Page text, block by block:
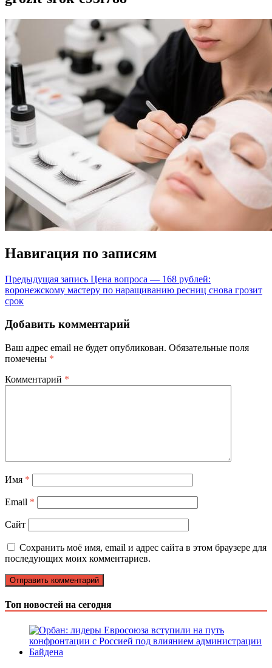
Навигация по записям
Предыдущая запись Цена вопроса — 168 рублей:
воронежскому мастеру по наращиванию ресниц снова грозит
срок
Добавить комментарий
Ваш адрес email не будет опубликован. Обязательные поля
помечены *
Комментарий *
Имя *
Email *
Сайт
Сохранить моё имя, email и адрес сайта в этом браузере для
последующих моих комментариев.
Топ новостей на сегодня